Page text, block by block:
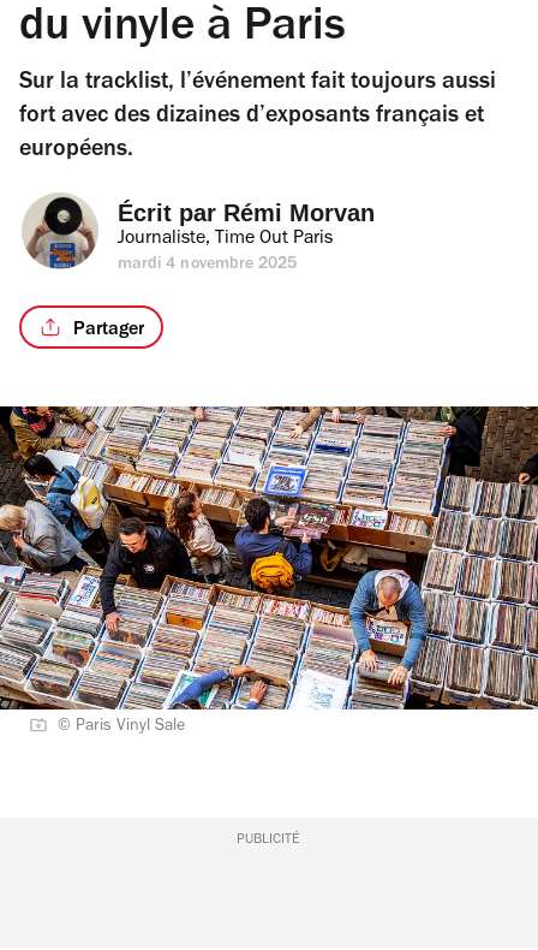
du vinyle à Paris
Sur la tracklist, l’événement fait toujours aussi
fort avec des dizaines d’exposants français et
européens.
Écrit par Rémi Morvan
Journaliste, Time Out Paris
mardi 4 novembre 2025
Partager
© Paris Vinyl Sale
PUBLICITÉ